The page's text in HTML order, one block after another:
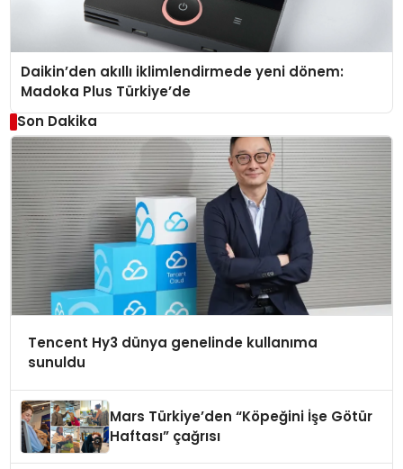
Daikin’den akıllı iklimlendirmede yeni dönem:
Madoka Plus Türkiye’de
Son Dakika
Tencent Hy3 dünya genelinde kullanıma
sunuldu
Mars Türkiye’den “Köpeğini İşe Götür
Haftası” çağrısı